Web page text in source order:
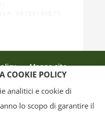
Mappa sito
COOKIE POLICY
analitici e cookie di
lo scopo di garantire il